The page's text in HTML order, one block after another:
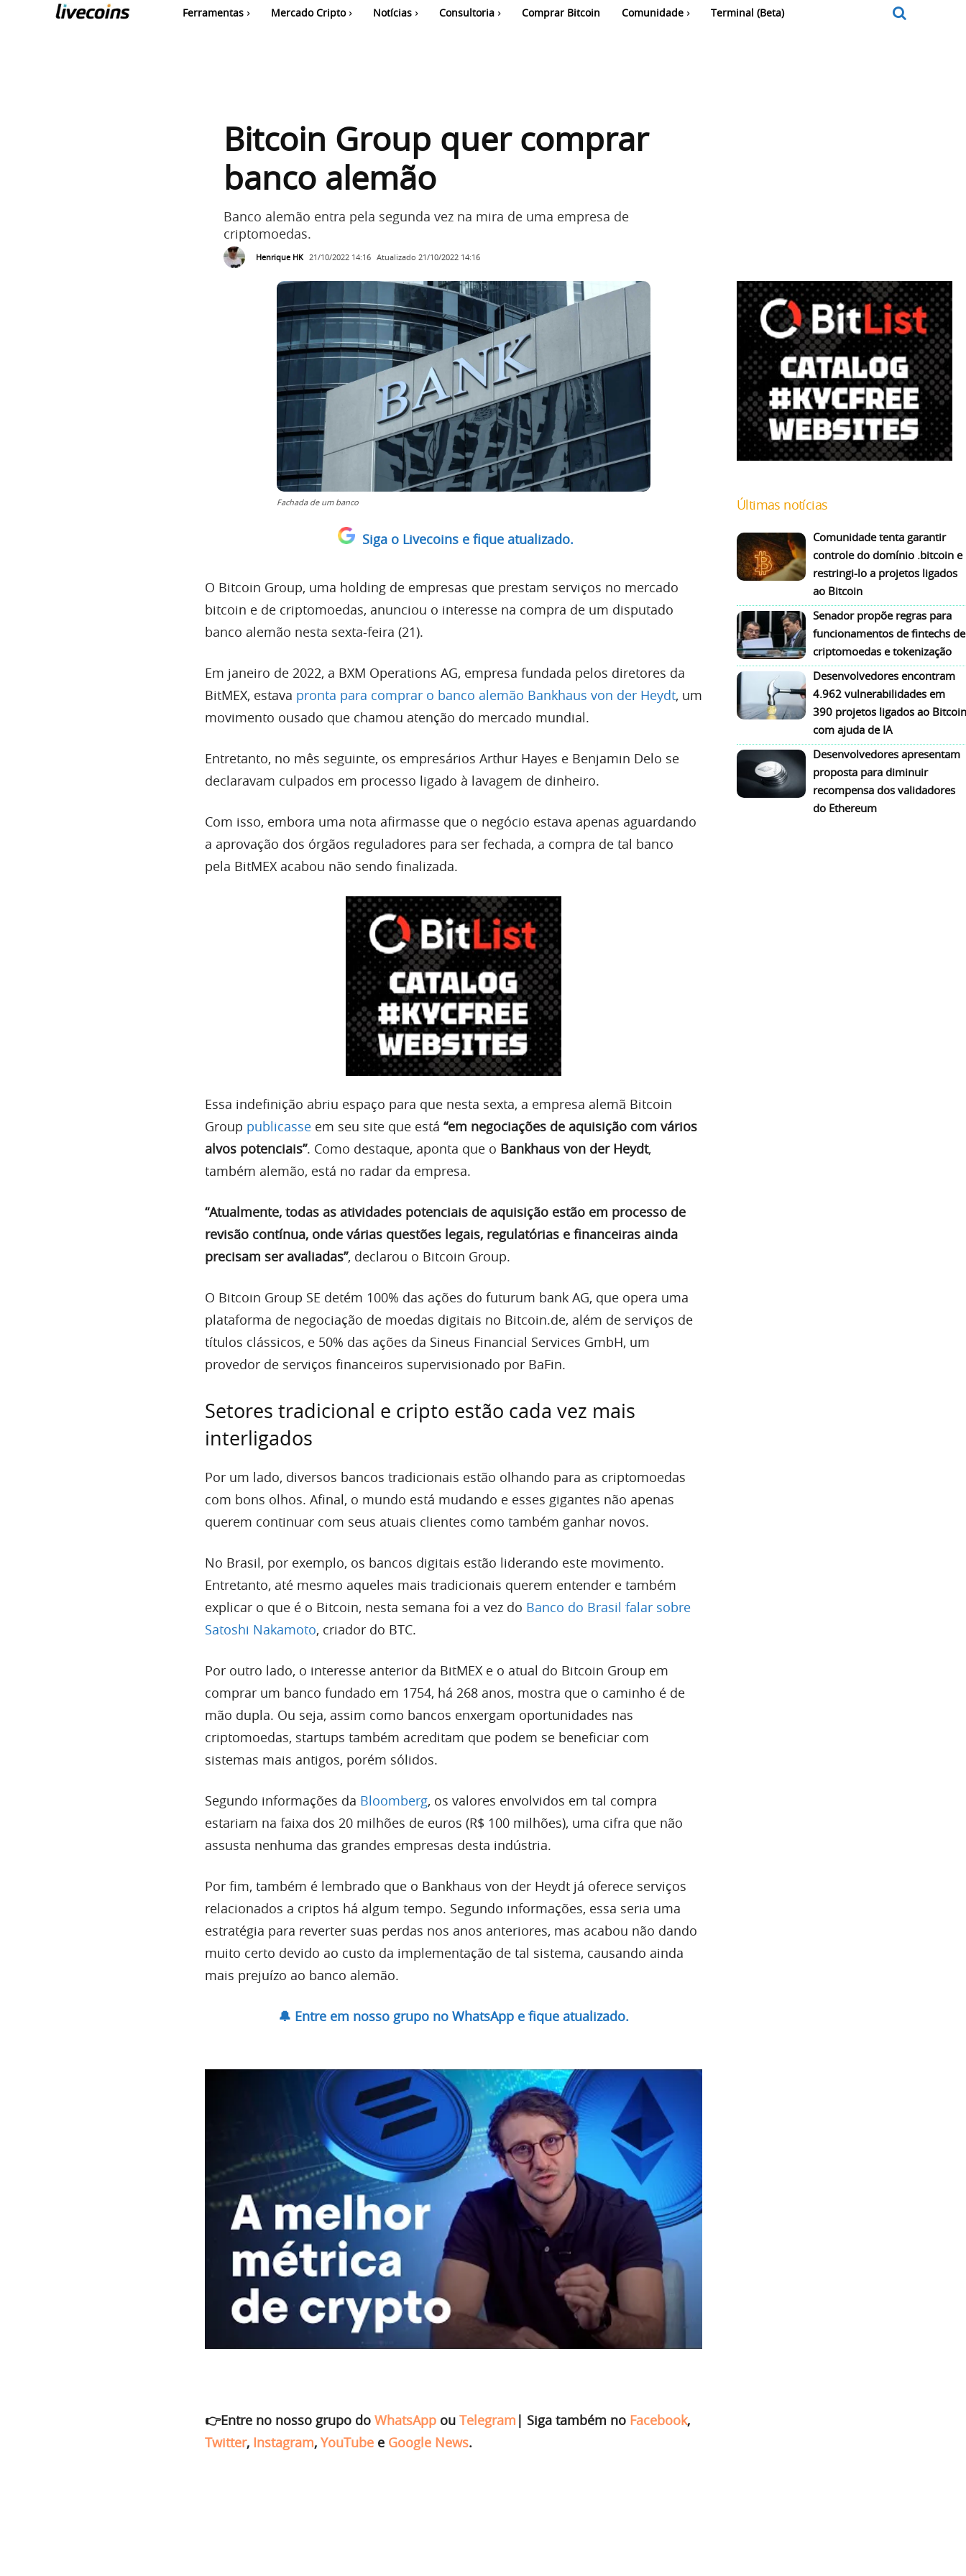
Ferramentas Mercado Cripto Notícias Consultoria Comprar Bitcoin Comunidade Terminal (Beta)
Bitcoin Group quer comprar
banco alemão
Banco alemão entra pela segunda vez na mira de uma empresa de
criptomoedas.
Henrique HK 21/10/2022 14:16 Atualizado 21/10/2022 14:16
Fachada de um banco
Siga o Livecoins e fique atualizado.
O Bitcoin Group, uma holding de empresas que prestam serviços no mercado
bitcoin e de criptomoedas, anunciou o interesse na compra de um disputado
banco alemão nesta sexta-feira (21).
Em janeiro de 2022, a BXM Operations AG, empresa fundada pelos diretores da
BitMEX, estava pronta para comprar o banco alemão Bankhaus von der Heydt, um
movimento ousado que chamou atenção do mercado mundial.
Entretanto, no mês seguinte, os empresários Arthur Hayes e Benjamin Delo se
declaravam culpados em processo ligado à lavagem de dinheiro.
Com isso, embora uma nota afirmasse que o negócio estava apenas aguardando
a aprovação dos órgãos reguladores para ser fechada, a compra de tal banco
pela BitMEX acabou não sendo finalizada.
Essa indefinição abriu espaço para que nesta sexta, a empresa alemã Bitcoin
Group publicasse em seu site que está “em negociações de aquisição com vários
alvos potenciais”. Como destaque, aponta que o Bankhaus von der Heydt,
também alemão, está no radar da empresa.
“Atualmente, todas as atividades potenciais de aquisição estão em processo de
revisão contínua, onde várias questões legais, regulatórias e financeiras ainda
precisam ser avaliadas”, declarou o Bitcoin Group.
O Bitcoin Group SE detém 100% das ações do futurum bank AG, que opera uma
plataforma de negociação de moedas digitais no Bitcoin.de, além de serviços de
títulos clássicos, e 50% das ações da Sineus Financial Services GmbH, um
provedor de serviços financeiros supervisionado por BaFin.
Setores tradicional e cripto estão cada vez mais
interligados
Por um lado, diversos bancos tradicionais estão olhando para as criptomoedas
com bons olhos. Afinal, o mundo está mudando e esses gigantes não apenas
querem continuar com seus atuais clientes como também ganhar novos.
No Brasil, por exemplo, os bancos digitais estão liderando este movimento.
Entretanto, até mesmo aqueles mais tradicionais querem entender e também
explicar o que é o Bitcoin, nesta semana foi a vez do Banco do Brasil falar sobre
Satoshi Nakamoto, criador do BTC.
Por outro lado, o interesse anterior da BitMEX e o atual do Bitcoin Group em
comprar um banco fundado em 1754, há 268 anos, mostra que o caminho é de
mão dupla. Ou seja, assim como bancos enxergam oportunidades nas
criptomoedas, startups também acreditam que podem se beneficiar com
sistemas mais antigos, porém sólidos.
Segundo informações da Bloomberg, os valores envolvidos em tal compra
estariam na faixa dos 20 milhões de euros (R$ 100 milhões), uma cifra que não
assusta nenhuma das grandes empresas desta indústria.
Por fim, também é lembrado que o Bankhaus von der Heydt já oferece serviços
relacionados a criptos há algum tempo. Segundo informações, essa seria uma
estratégia para reverter suas perdas nos anos anteriores, mas acabou não dando
muito certo devido ao custo da implementação de tal sistema, causando ainda
mais prejuízo ao banco alemão.
🔔 Entre em nosso grupo no WhatsApp e fique atualizado.
👉Entre no nosso grupo do WhatsApp ou Telegram | Siga também no Facebook,
Twitter, Instagram, YouTube e Google News.
Últimas notícias
Comunidade tenta garantir
controle do domínio .bitcoin e
restringi-lo a projetos ligados
ao Bitcoin
Senador propõe regras para
funcionamentos de fintechs de
criptomoedas e tokenização
Desenvolvedores encontram
4.962 vulnerabilidades em
390 projetos ligados ao Bitcoin
com ajuda de IA
Desenvolvedores apresentam
proposta para diminuir
recompensa dos validadores
do Ethereum